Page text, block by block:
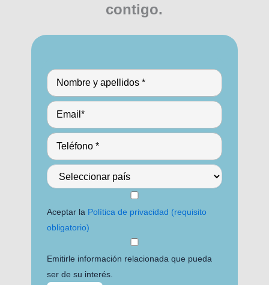
contigo.
Aceptar la Política de privacidad (requisito
obligatorio)
Emitirle información relacionada que pueda
ser de su interés.